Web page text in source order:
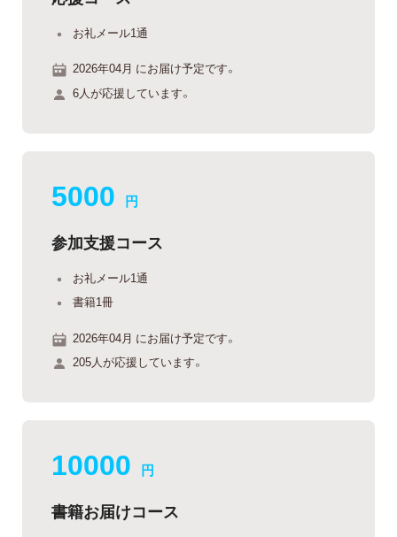
お礼メール1通
2026年04月 にお届け予定です。
6人が応援しています。
5000 円
参加支援コース
お礼メール1通
書籍1冊
2026年04月 にお届け予定です。
205人が応援しています。
10000 円
書籍お届けコース